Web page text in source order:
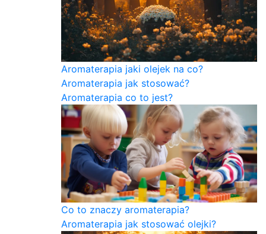
Aromaterapia jaki olejek na co?
Aromaterapia jak stosować?
Aromaterapia co to jest?
Co to znaczy aromaterapia?
Aromaterapia jak stosować olejki?